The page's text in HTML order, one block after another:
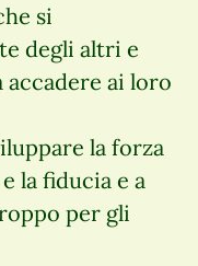
si
degli altri e
accadere ai loro
la forza
la fiducia e a
per gli